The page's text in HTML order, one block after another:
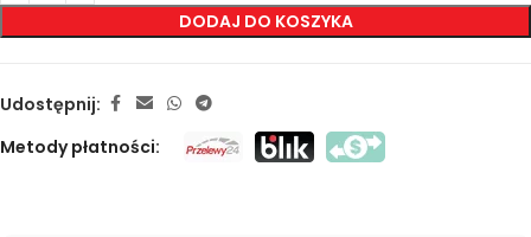
DODAJ DO KOSZYKA
Udostępnij:
Metody płatności: